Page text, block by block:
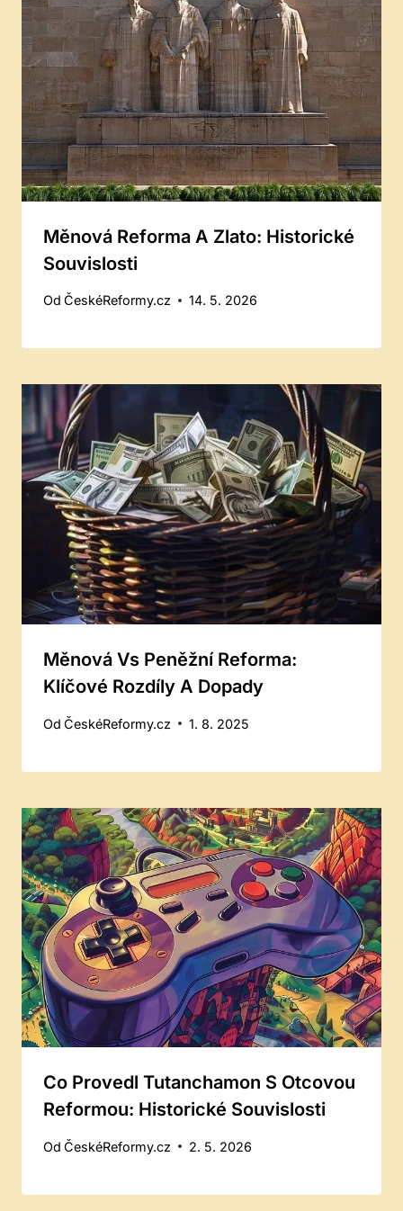
Měnová Reforma A Zlato: Historické
Souvislosti
Od ČeskéReformy.cz 14. 5. 2026
Měnová Vs Peněžní Reforma:
Klíčové Rozdíly A Dopady
Od ČeskéReformy.cz 1. 8. 2025
Co Provedl Tutanchamon S Otcovou
Reformou: Historické Souvislosti
Od ČeskéReformy.cz 2. 5. 2026